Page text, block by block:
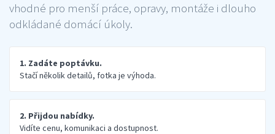
vhodné pro menší práce, opravy, montáže i dlouho
odkládané domácí úkoly.
1. Zadáte poptávku.
Stačí několik detailů, fotka je výhoda.
2. Přijdou nabídky.
Vidíte cenu, komunikaci a dostupnost.